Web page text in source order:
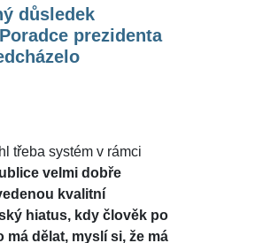
důsledek
prezidenta
třeba systém v rámci
velmi dobře
kvalitní
hiatus, kdy člověk po
dělat, myslí si, že má